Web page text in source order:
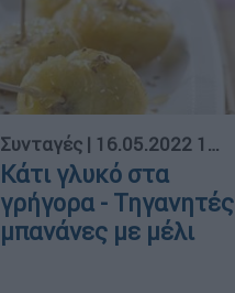
Συνταγές | 16.05.2022 15:17
Κάτι γλυκό στα
γρήγορα - Τηγανητές
μπανάνες με μέλι